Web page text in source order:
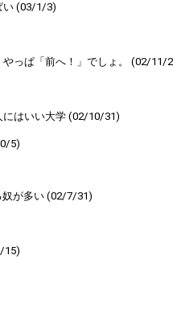
い (03/1/3)
っぱ「前へ！」でしょ。 (02/11/
にはいい大学 (02/10/31)
5)
奴が多い (02/7/31)
15)